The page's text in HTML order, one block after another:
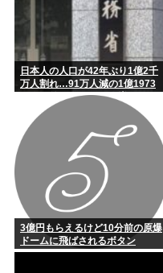
日本人の人口が42年ぶり1億2千
万人割れ…91万人減の1億1973
万人、外国人は35万人増
3億円もらえるけど10分前の原爆
ドームに飛ばされるボタン